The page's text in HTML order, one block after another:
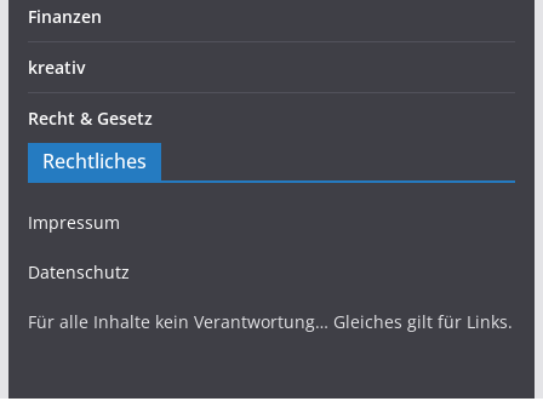
Finanzen
kreativ
Recht & Gesetz
Rechtliches
Impressum
Datenschutz
Für alle Inhalte kein Verantwortung… Gleiches gilt für Links.